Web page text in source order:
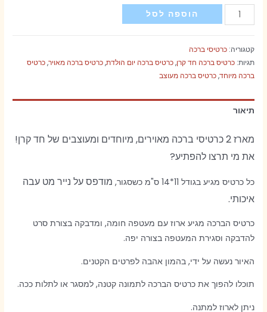
כמות
של
ברכה
קרן
הוספה לסל
קטגוריה:כרטיסי ברכה
תגיות:כרטיס ברכה חד קרן,כרטיס ברכה יום הולדת,כרטיס ברכה מאויר,כרטיס
ברכה מיוחד,כרטיס ברכה מעוצב
תיאור
מארז 2 כרטיסי ברכה מאוירים,
מיוחדים ומעוצבים של חד קרן!
את מי תרצו להפתיע?
כל כרטיס מגיע בגודל 11*14 ס"מ כשסגור,
מודפס על נייר מט עבה
איכותי.
כרטיס הברכה מגיע ארוז עם מעטפה חומה, ומדבקה בצורת סרט
להדבקה וסגירת המעטפה בצורה יפה.
האיור נעשה על ידי, בהמון אהבה לפרטים הקטנים.
תוכלו להפוך את כרטיס הברכה לתמונה קטנה, למסגר או לתלות ככה.
ניתן לארוז למתנה.